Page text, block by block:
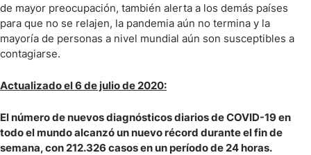
de mayor preocupación, también alerta a los demás países
para que no se relajen, la pandemia aún no termina y la
mayoría de personas a nivel mundial aún son susceptibles a
contagiarse.
Actualizado el 6 de julio de 2020:
El número de nuevos diagnósticos diarios de COVID-19 en
todo el mundo alcanzó un nuevo récord durante el fin de
semana, con 212.326 casos en un período de 24 horas.